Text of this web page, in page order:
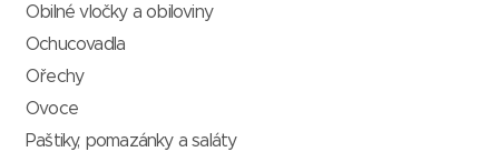
Obilné vločky a obiloviny
Ochucovadla
Ořechy
Ovoce
Paštiky, pomazánky a saláty